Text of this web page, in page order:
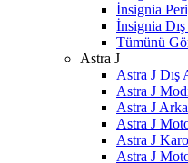
İnsignia
İnsignia
Tümünü
Astra J
Astra J Dış
Astra J
Astra J
Astra J
Astra J
Astra J